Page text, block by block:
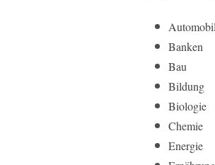
Automobil
Banken
Bau
Bildung
Biologie
Chemie
Energie